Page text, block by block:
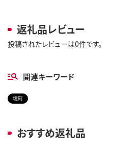
返礼品レビュー
投稿されたレビューは0件です。
関連キーワード
境町
おすすめ返礼品